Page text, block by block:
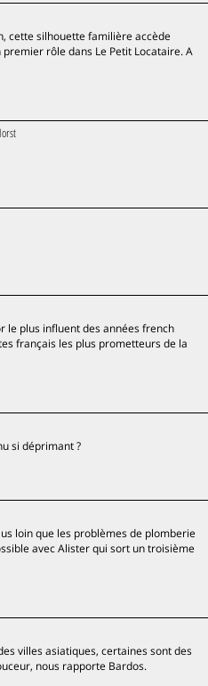
cette silhouette familière accède
rôle dans Le Petit Locataire. A
le plus influent des années french
français les plus prometteurs de la
si déprimant ?
loin que les problèmes de plomberie
avec Alister qui sort un troisième
villes asiatiques, certaines sont des
nous rapporte Bardos.